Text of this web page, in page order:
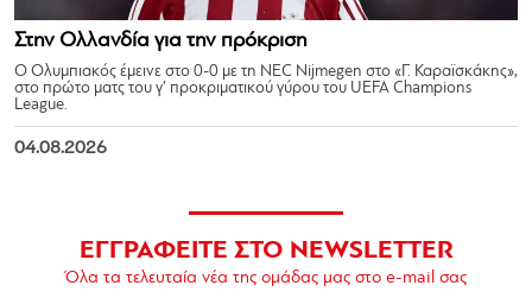
Στην Ολλανδία για την πρόκριση
Ο Ολυμπιακός έμεινε στο 0-0 με τη NEC Nijmegen στο «Γ. Καραϊσκάκης»,
στο πρώτο ματς του γ’ προκριματικού γύρου του UEFA Champions
League.
04.08.2026
ΕΓΓΡΑΦΕΙΤΕ ΣΤΟ NEWSLETTER
Όλα τα τελευταία νέα της ομάδας μας στο e-mail σας